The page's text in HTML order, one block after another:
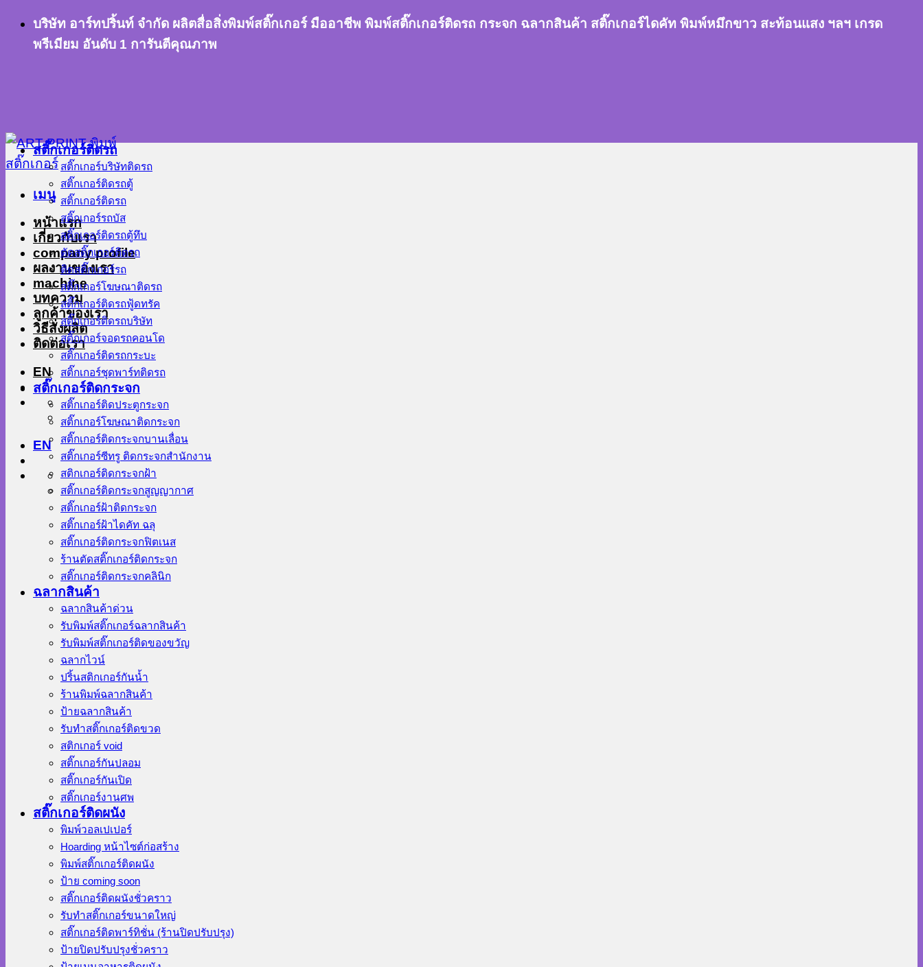
ข้าม บริษัท อาร์ทปริ้นท์ จำกัด ผลิตสื่อสิ่งพิมพ์สติ๊กเกอร์ มืออาชีพ พิมพ์สติ๊กเกอร์ติดรถ กระจก ฉลากสินค้า สติ๊กเกอร์ไดคัท พิมพ์หมึกขาว สะท้อนแสง ฯลฯ เกรด
พรีเมียม อันดับ 1 การันตีคุณภาพ
เมนู
หน้าแรก
เกี่ยวกับเรา
company profile
ผลงานของเรา
machine
บทความ
ลูกค้าของเรา
วิธีสั่งผลิต
ติดต่อเรา
EN
EN
สติ๊กเกอร์ติดรถ
สติ๊กเกอร์บริษัทติดรถ
สติ๊กเกอร์ติดรถตู้
สติ๊กเกอร์ติดรถ
สติ๊กเกอร์รถบัส
สติ๊กเกอร์ติดรถตู้ทึบ
ตัดสติ๊กเกอร์ติดรถ
ติดสติ๊กเกอร์รถ
สติ๊กเกอร์โฆษณาติดรถ
สติ๊กเกอร์ติดรถฟู้ดทรัค
สติ๊กเกอร์ติดรถบริษัท
สติ๊กเกอร์จอดรถคอนโด
สติ๊กเกอร์ติดรถกระบะ
สติ๊กเกอร์ชุดพาร์ทติดรถ
สติ๊กเกอร์ติดกระจก
สติ๊กเกอร์ติดประตูกระจก
สติ๊กเกอร์โฆษณาติดกระจก
สติ๊กเกอร์ติดกระจกบานเลื่อน
สติ๊กเกอร์ซีทรู ติดกระจกสำนักงาน
สติกเกอร์ติดกระจกฝ้า
สติ๊กเกอร์ติดกระจกสูญญากาศ
สติ๊กเกอร์ฝ้าติดกระจก
สติ๊กเกอร์ฝ้าไดคัท ฉลุ
สติ๊กเกอร์ติดกระจกฟิตเนส
ร้านตัดสติ๊กเกอร์ติดกระจก
สติ๊กเกอร์ติดกระจกคลินิก
ฉลากสินค้า
ฉลากสินค้าด่วน
รับพิมพ์สติ๊กเกอร์ฉลากสินค้า
รับพิมพ์สติ๊กเกอร์ติดของขวัญ
ฉลากไวน์
ปริ้นสติกเกอร์กันน้ำ
ร้านพิมพ์ฉลากสินค้า
ป้ายฉลากสินค้า
รับทำสติ๊กเกอร์ติดขวด
สติกเกอร์ void
สติ๊กเกอร์กันปลอม
สติ๊กเกอร์กันเปิด
สติ๊กเกอร์งานศพ
สติ๊กเกอร์ติดผนัง
พิมพ์วอลเปเปอร์
Hoarding หน้าไซต์ก่อสร้าง
พิมพ์สติ๊กเกอร์ติดผนัง
ป้าย coming soon
สติ๊กเกอร์ติดผนังชั่วคราว
รับทำสติ๊กเกอร์ขนาดใหญ่
สติ๊กเกอร์ติดพาร์ทิชั่น (ร้านปิดปรับปรุง)
ป้ายปิดปรับปรุงชั่วคราว